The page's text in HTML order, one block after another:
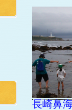
長崎鼻